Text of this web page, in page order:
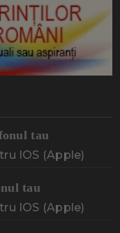
tau
IOS (Apple)
tau
IOS (Apple)